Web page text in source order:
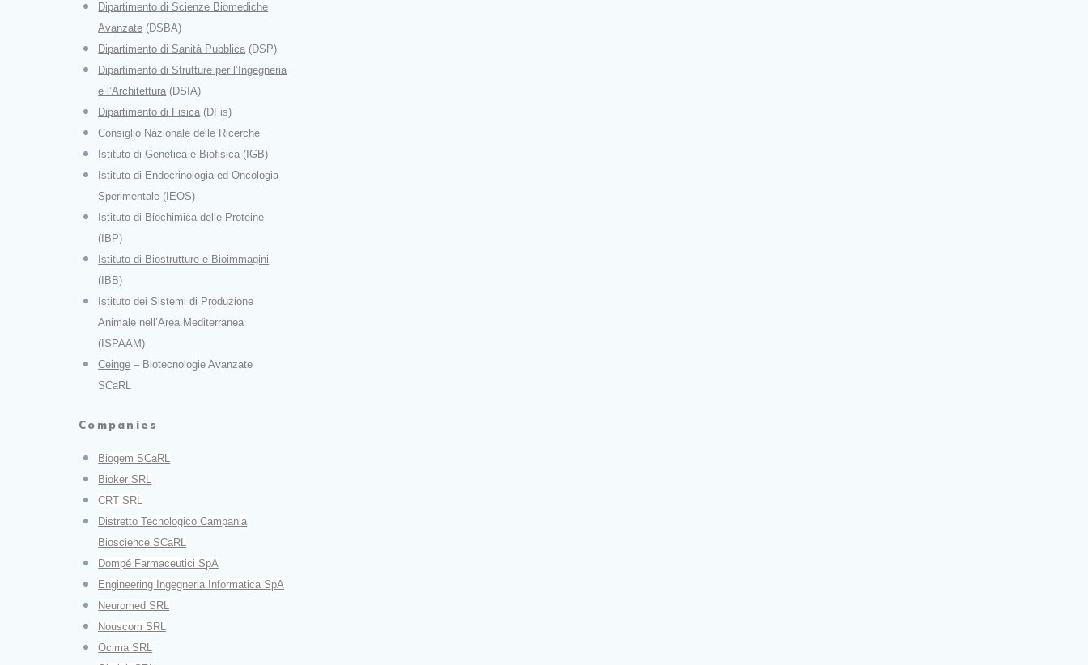
Dipartimento di Scienze Biomediche
Avanzate (DSBA)
Dipartimento di Sanità Pubblica (DSP)
Dipartimento di Strutture per l’Ingegneria
e l’Architettura (DSIA)
Dipartimento di Fisica (DFis)
Consiglio Nazionale delle Ricerche
Istituto di Genetica e Biofisica (IGB)
Istituto di Endocrinologia ed Oncologia
Sperimentale (IEOS)
Istituto di Biochimica delle Proteine
(IBP)
Istituto di Biostrutture e Bioimmagini
(IBB)
Istituto dei Sistemi di Produzione
Animale nell’Area Mediterranea
(ISPAAM)
Ceinge – Biotecnologie Avanzate
SCaRL
Companies
Biogem SCaRL
Bioker SRL
CRT SRL
Distretto Tecnologico Campania
Bioscience SCaRL
Dompé Farmaceutici SpA
Engineering Ingegneria Informatica SpA
Neuromed SRL
Nouscom SRL
Ocima SRL